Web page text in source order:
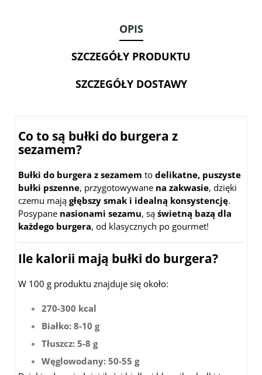
OPIS
SZCZEGÓŁY PRODUKTU
SZCZEGÓŁY DOSTAWY
Co to są bułki do burgera z
sezamem?
Bułki do burgera z sezamem to delikatne, puszyste
bułki pszenne, przygotowywane na zakwasie, dzięki
czemu mają głębszy smak i idealną konsystencję.
Posypane nasionami sezamu, są świetną bazą dla
każdego burgera, od klasycznych po gourmet!
Ile kalorii mają bułki do burgera?
W 100 g produktu znajduje się około:
270-300 kcal
Białko: 8-10 g
Tłuszcz: 5-8 g
Węglowodany: 50-55 g